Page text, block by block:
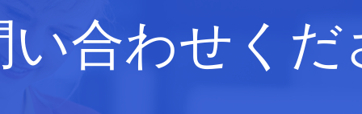
合わせく